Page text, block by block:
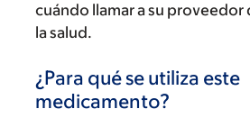
cuándo llamar a su proveedor
la salud.
¿Para qué se utiliza este
medicamento?